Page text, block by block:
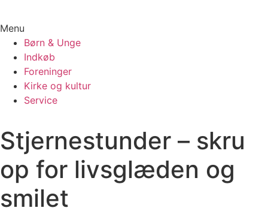
Menu
Børn & Unge
Indkøb
Foreninger
Kirke og kultur
Service
Stjernestunder – skru
op for livsglæden og
smilet